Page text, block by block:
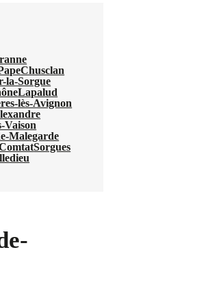
Chusclan
la-Sorgue
Lapalud
lès-Avignon
Vaison
Malegarde
Sorgues